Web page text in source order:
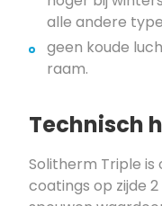
alle andere
geen koude
raam.
Technisch
Solitherm Triple
coatings op zijde